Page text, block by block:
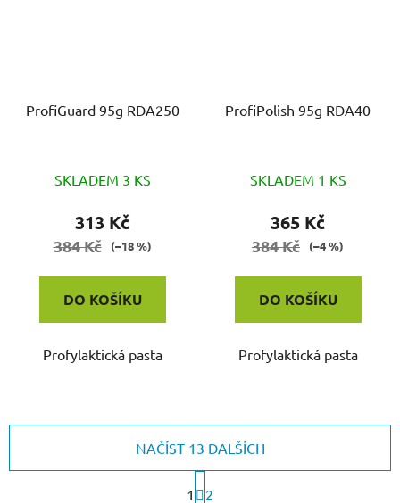
ProfiGuard 95g RDA250
SKLADEM 3 KS
313 Kč
384 Kč (–18 %)
DO KOŠÍKU
Profylaktická pasta
ProfiPolish 95g RDA40
SKLADEM 1 KS
365 Kč
384 Kč (–4 %)
DO KOŠÍKU
Profylaktická pasta
NAČÍST 13 DALŠÍCH
S
t
1 2